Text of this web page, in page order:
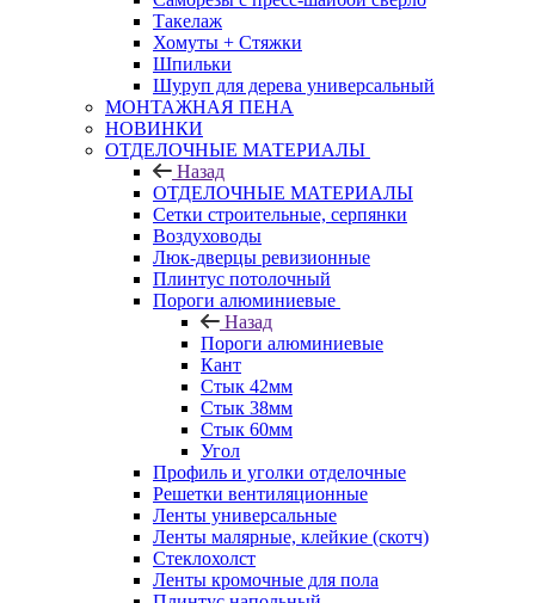
Такелаж
Хомуты + Стяжки
Шпильки
Шуруп для дерева универсальный
МОНТАЖНАЯ ПЕНА
НОВИНКИ
ОТДЕЛОЧНЫЕ МАТЕРИАЛЫ
Назад
ОТДЕЛОЧНЫЕ МАТЕРИАЛЫ
Сетки строительные, серпянки
Воздуховоды
Люк-дверцы ревизионные
Плинтус потолочный
Пороги алюминиевые
Назад
Пороги алюминиевые
Кант
Стык 42мм
Стык 38мм
Стык 60мм
Угол
Профиль и уголки отделочные
Решетки вентиляционные
Ленты универсальные
Ленты малярные, клейкие (скотч)
Стеклохолст
Ленты кромочные для пола